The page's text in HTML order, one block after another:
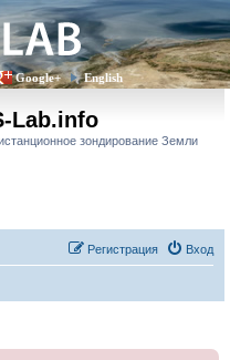
Google+ English
Lab.info
зондирование Земли
Вход
Регистрация